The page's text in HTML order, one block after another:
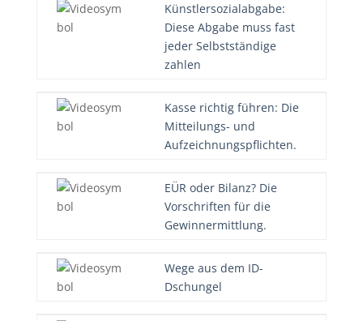
Künstlersozialabgabe:
Diese Abgabe muss fast
jeder Selbstständige
zahlen
Kasse richtig führen: Die
Mitteilungs- und
Aufzeichnungspflichten.
EÜR oder Bilanz? Die
Vorschriften für die
Gewinnermittlung.
Wege aus dem ID-
Dschungel